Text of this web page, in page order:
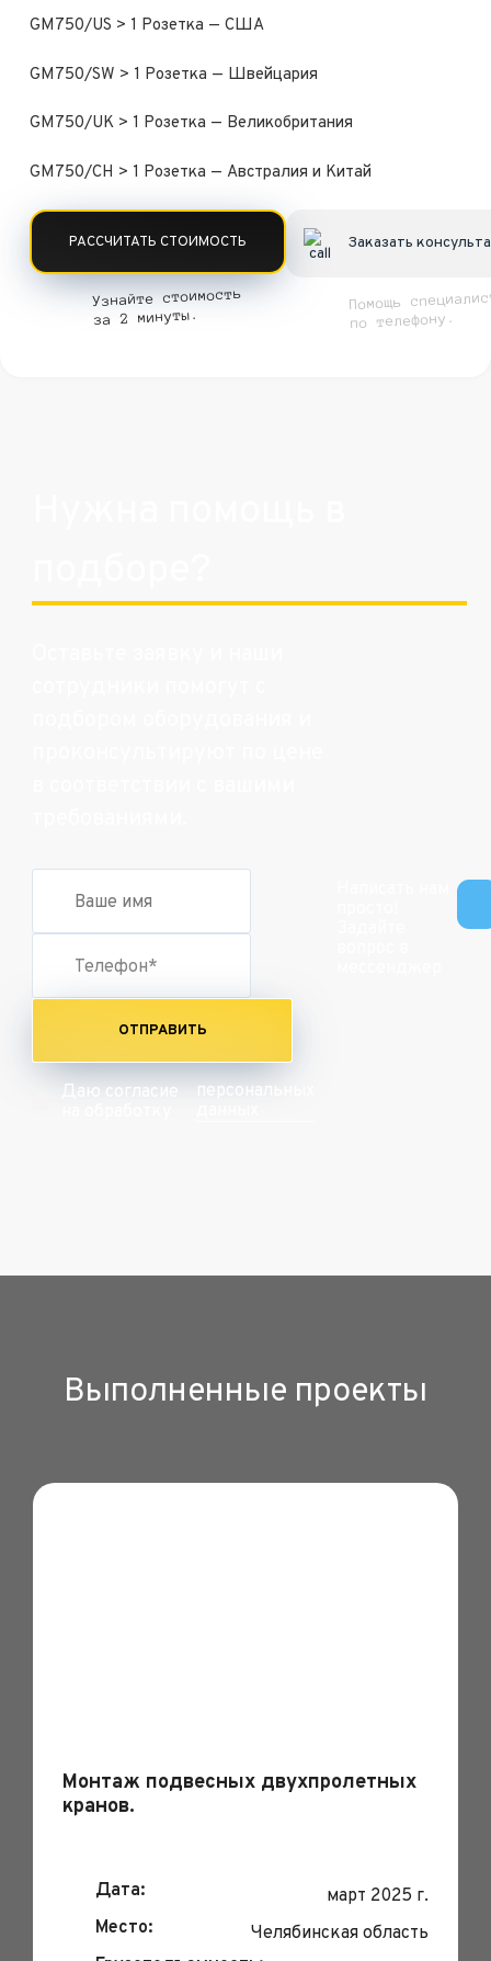
GM750/US > 1 Розетка — США
GM750/SW > 1 Розетка — Швейцария
GM750/UK > 1 Розетка — Великобритания
GM750/CH > 1 Розетка — Австралия и Китай
РАССЧИТАТЬ СТОИМОСТЬ
Узнайте стоимость
за 2 минуты.
Заказать
Помощь
по телефону.
ОТПРАВИТЬ
Даю согласие
персональных
Выполненные проекты
Монтаж подвесных двухпролетных
кранов.
Дата:
март 2025 г.
Место:
Челябинская область